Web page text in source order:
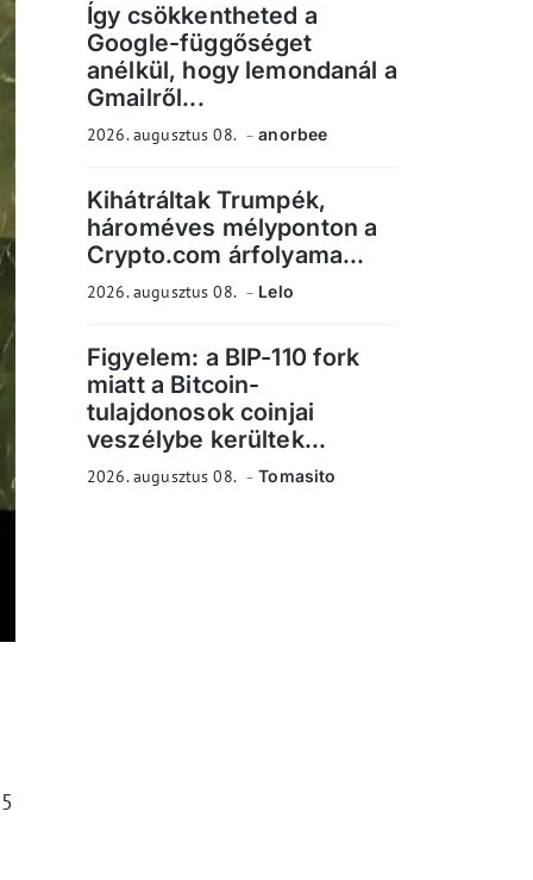
Így csökkentheted a
Google-függőséget
anélkül, hogy lemondanál a
Gmailről...
2026. augusztus 08. anorbee
Kihátráltak Trumpék,
hároméves mélyponton a
Crypto.com árfolyama...
2026. augusztus 08. Lelo
Figyelem: a BIP-110 fork
miatt a Bitcoin-
tulajdonosok coinjai
veszélybe kerültek...
2026. augusztus 08. Tomasito